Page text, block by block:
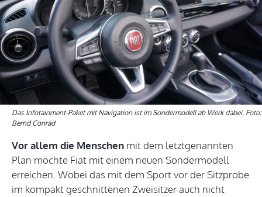
Das Infotainment-Paket mit Navigation ist im Sondermodell ab Werk dabei. Foto:
Bernd Conrad
Vor allem die Menschen mit dem letztgenannten
Plan möchte Fiat mit einem neuen Sondermodell
erreichen. Wobei das mit dem Sport vor der Sitzprobe
im kompakt geschnittenen Zweisitzer auch nicht